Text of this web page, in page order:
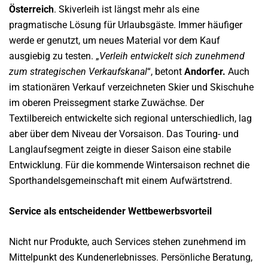
Österreich. Skiverleih ist längst mehr als eine
pragmatische Lösung für Urlaubsgäste. Immer häufiger
werde er genutzt, um neues Material vor dem Kauf
ausgiebig zu testen. „Verleih entwickelt sich zunehmend
zum strategischen Verkaufskanal“, betont Andorfer. Auch
im stationären Verkauf verzeichneten Skier und Skischuhe
im oberen Preissegment starke Zuwächse. Der
Textilbereich entwickelte sich regional unterschiedlich, lag
aber über dem Niveau der Vorsaison. Das Touring- und
Langlaufsegment zeigte in dieser Saison eine stabile
Entwicklung. Für die kommende Wintersaison rechnet die
Sporthandelsgemeinschaft mit einem Aufwärtstrend.
Service als entscheidender Wettbewerbsvorteil
Nicht nur Produkte, auch Services stehen zunehmend im
Mittelpunkt des Kundenerlebnisses. Persönliche Beratung,